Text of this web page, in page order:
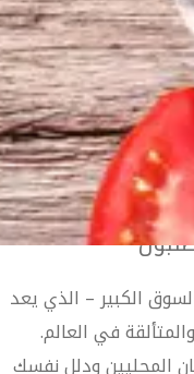
إلى
جميع الحواس. أسواق
ساحرة تنصهر مع
على شواطئ مضيق
والواقعة على مفترق
الشرق بالغرب.
الكبير – الذي يعد
في العالم.
المحليين ودلل نفسك